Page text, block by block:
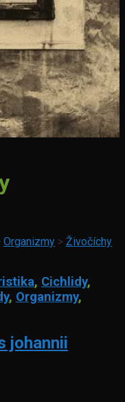
Organizmy > Živočíchy
, Cichlidy,
, Organizmy,
johannii